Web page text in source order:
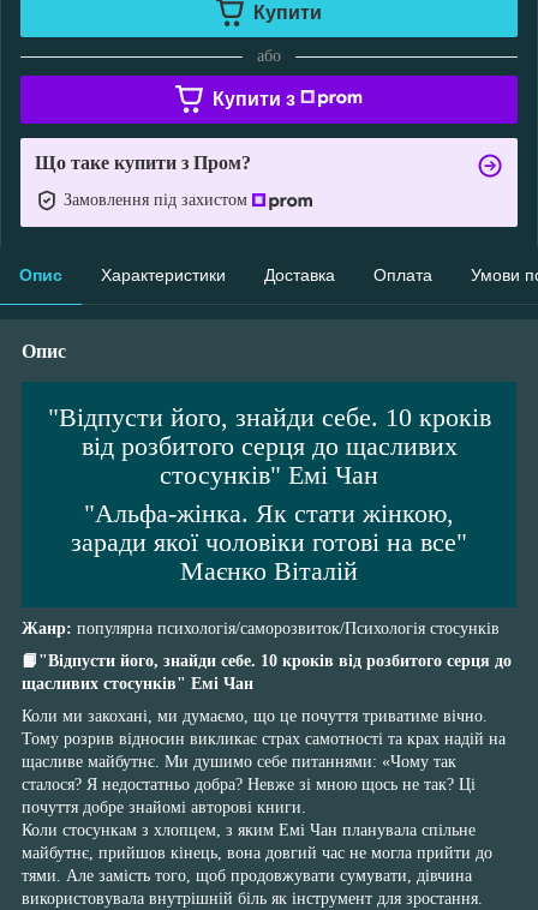
Купити
або
Купити з
Що таке купити з Пром?
Замовлення під захистом
Опис Характеристики Доставка Оплата Умови
Опис
"Відпусти його, знайди себе. 10 кроків
від розбитого серця до щасливих
стосунків" Емі Чан
"Альфа-жінка. Як стати жінкою,
заради якої чоловіки готові на все"
Маєнко Віталій
Жанр: популярна психологія/саморозвиток/Психологія стосунків
📙"Відпусти його, знайди себе. 10 кроків від розбитого серця до
щасливих стосунків" Емі Чан
Коли ми закохані, ми думаємо, що це почуття триватиме вічно.
Тому розрив відносин викликає страх самотності та крах надій на
щасливе майбутнє. Ми душимо себе питаннями: «Чому так
сталося? Я недостатньо добра? Невже зі мною щось не так? Ці
почуття добре знайомі авторові книги.
Коли стосункам з хлопцем, з яким Емі Чан планувала спільне
майбутнє, прийшов кінець, вона довгий час не могла прийти до
тями. Але замість того, щоб продовжувати сумувати, дівчина
використовувала внутрішній біль як інструмент для зростання.